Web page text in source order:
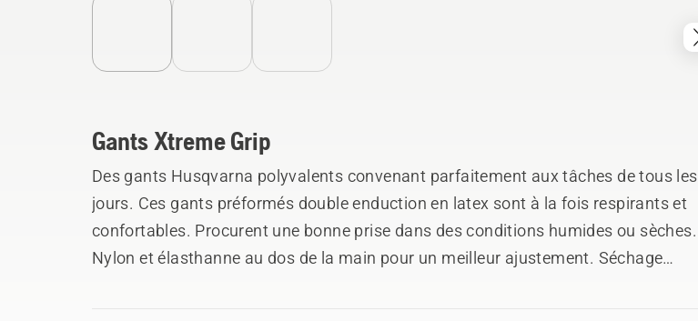
Gants Xtreme Grip
Des gants Husqvarna polyvalents convenant parfaitement aux tâches de tous les
jours. Ces gants préformés double enduction en latex sont à la fois respirants et
confortables. Procurent une bonne prise dans des conditions humides ou sèches.
Nylon et élasthanne au dos de la main pour un meilleur ajustement. Séchage